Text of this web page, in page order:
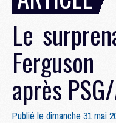
Le
après
Publié le dimanche 31 mai